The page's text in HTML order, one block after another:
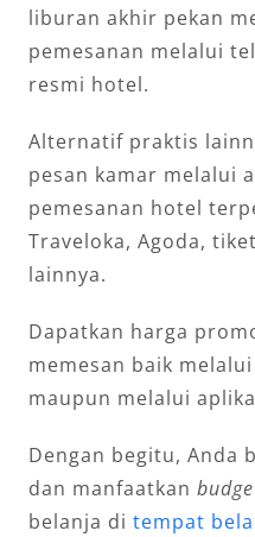
liburan akhir pekan
pemesanan melalui
resmi hotel.
Alternatif praktis
pesan kamar melalui
pemesanan hotel
Traveloka, Agoda,
lainnya.
Dapatkan harga
memesan baik
maupun melalui
Dengan begitu, Anda
dan manfaatkan
belanja di tempat